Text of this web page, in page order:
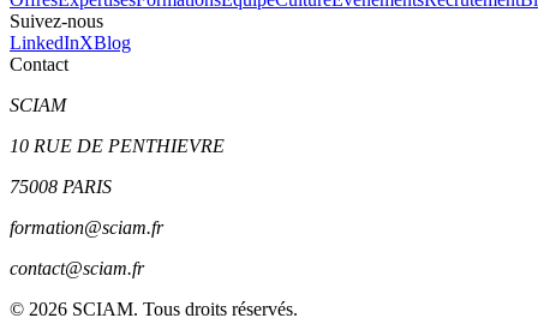
Suivez-nous
LinkedInXBlog
Contact
SCIAM
10 RUE DE PENTHIEVRE
75008 PARIS
formation@sciam.fr
contact@sciam.fr
© 2026 SCIAM. Tous droits réservés.